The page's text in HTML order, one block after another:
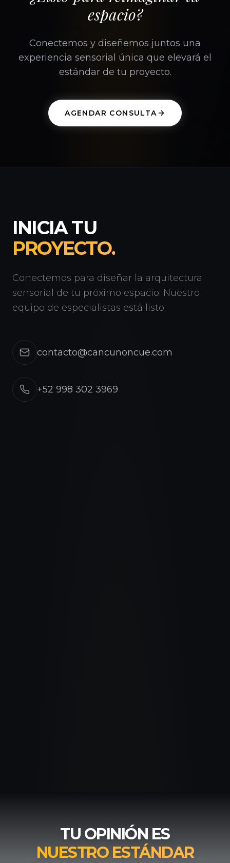
espacio?
Conectemos y diseñemos juntos una
experiencia sensorial única que elevará el
estándar de tu proyecto.
AGENDAR CONSULTA
INICIA TU
PROYECTO.
Conectemos para diseñar la arquitectura
sensorial de tu próximo espacio. Nuestro
equipo de especialistas está listo.
contacto@cancunoncue.com
+52 998 302 3969
TU OPINIÓN ES
NUESTRO ESTÁNDAR